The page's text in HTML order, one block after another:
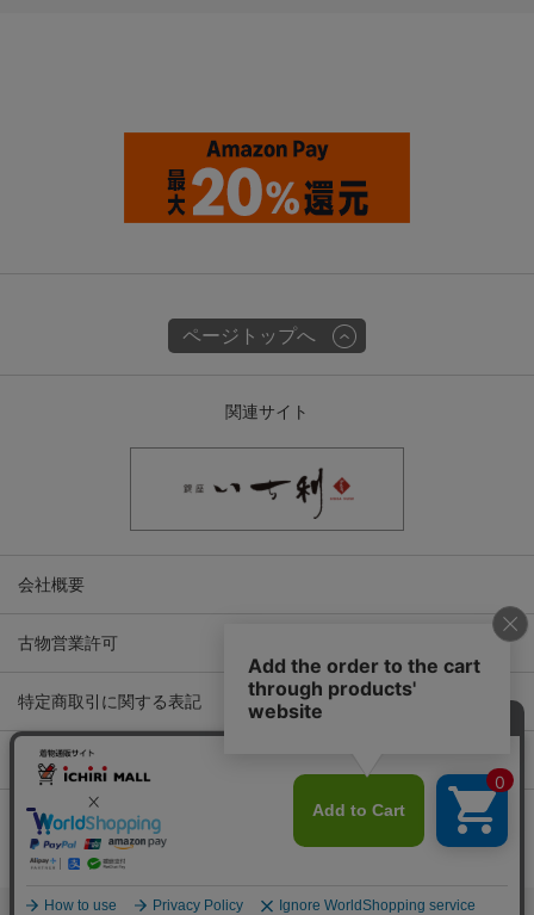
ページトップへ
関連サイト
会社概要
古物営業許可
特定商取引に関する表記
プライバシーポリシー